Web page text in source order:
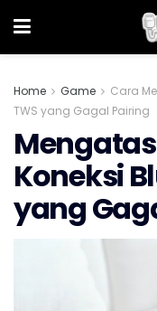
Home Game
Cara
TWS yang Gagal Pairing
Koneksi
yang